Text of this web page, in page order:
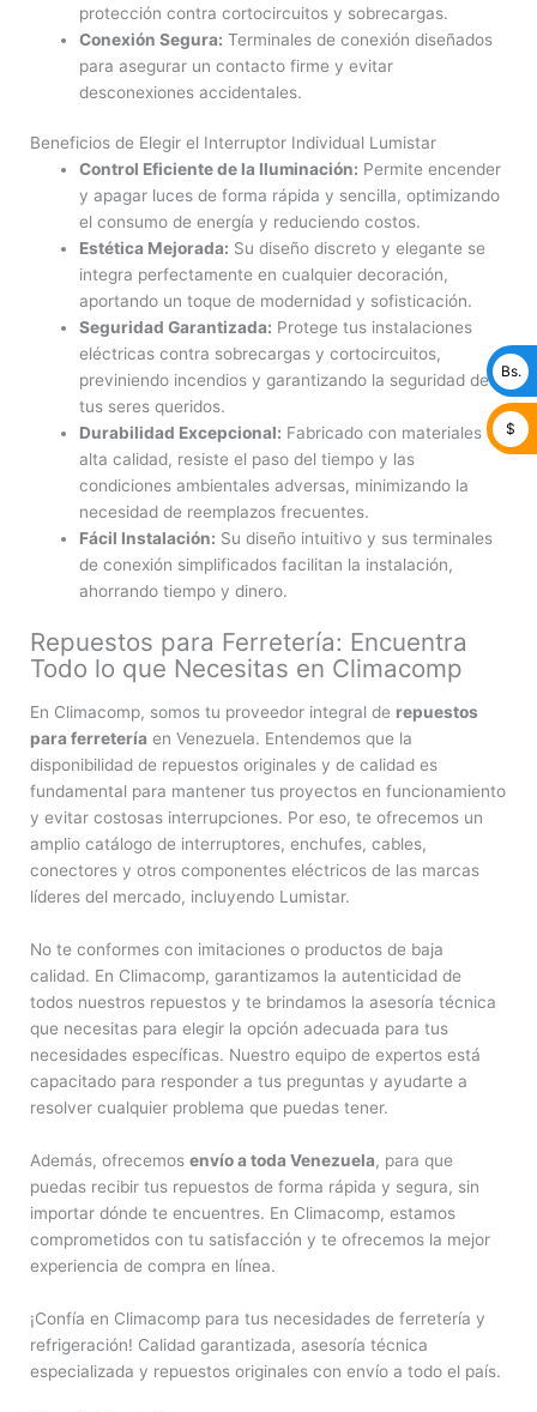
protección contra cortocircuitos y sobrecargas.
Conexión Segura: Terminales de conexión diseñados
para asegurar un contacto firme y evitar
desconexiones accidentales.
Beneficios de Elegir el Interruptor Individual Lumistar
Control Eficiente de la Iluminación: Permite encender
y apagar luces de forma rápida y sencilla, optimizando
el consumo de energía y reduciendo costos.
Estética Mejorada: Su diseño discreto y elegante se
integra perfectamente en cualquier decoración,
aportando un toque de modernidad y sofisticación.
Seguridad Garantizada: Protege tus instalaciones
eléctricas contra sobrecargas y cortocircuitos,
previniendo incendios y garantizando la seguridad de
tus seres queridos.
Durabilidad Excepcional: Fabricado con materiales de
alta calidad, resiste el paso del tiempo y las
condiciones ambientales adversas, minimizando la
necesidad de reemplazos frecuentes.
Fácil Instalación: Su diseño intuitivo y sus terminales
de conexión simplificados facilitan la instalación,
ahorrando tiempo y dinero.
Repuestos para Ferretería: Encuentra
Todo lo que Necesitas en Climacomp
En Climacomp, somos tu proveedor integral de repuestos
para ferretería en Venezuela. Entendemos que la
disponibilidad de repuestos originales y de calidad es
fundamental para mantener tus proyectos en funcionamiento
y evitar costosas interrupciones. Por eso, te ofrecemos un
amplio catálogo de interruptores, enchufes, cables,
conectores y otros componentes eléctricos de las marcas
líderes del mercado, incluyendo Lumistar.
No te conformes con imitaciones o productos de baja
calidad. En Climacomp, garantizamos la autenticidad de
todos nuestros repuestos y te brindamos la asesoría técnica
que necesitas para elegir la opción adecuada para tus
necesidades específicas. Nuestro equipo de expertos está
capacitado para responder a tus preguntas y ayudarte a
resolver cualquier problema que puedas tener.
Además, ofrecemos envío a toda Venezuela, para que
puedas recibir tus repuestos de forma rápida y segura, sin
importar dónde te encuentres. En Climacomp, estamos
comprometidos con tu satisfacción y te ofrecemos la mejor
experiencia de compra en línea.
¡Confía en Climacomp para tus necesidades de ferretería y
refrigeración! Calidad garantizada, asesoría técnica
especializada y repuestos originales con envío a todo el país.
Bs.
$